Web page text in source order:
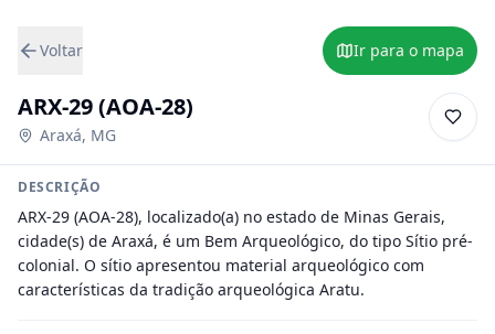
Voltar Ir para o mapa
ARX-29 (AOA-28)
Araxá, MG
DESCRIÇÃO
ARX-29 (AOA-28), localizado(a) no estado de Minas Gerais,
cidade(s) de Araxá, é um Bem Arqueológico, do tipo Sítio pré-
colonial. O sítio apresentou material arqueológico com
características da tradição arqueológica Aratu.